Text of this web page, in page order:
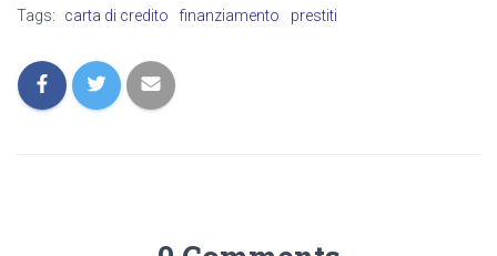
Tags: carta di credito finanziamento prestiti